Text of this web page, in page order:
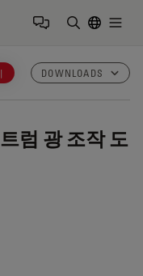
DOWNLOADS
럼 광 조작 도